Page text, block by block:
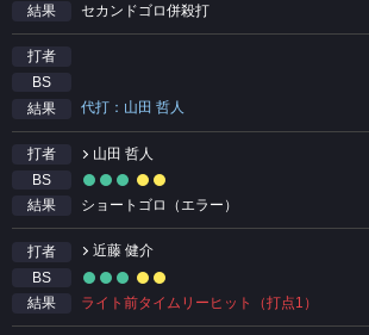
結果
セカンドゴロ併殺打
打者
BS
結果
代打：山田 哲人
打者
山田 哲人
BS
結果
ショートゴロ（エラー）
打者
近藤 健介
BS
結果
ライト前タイムリーヒット（打点1）